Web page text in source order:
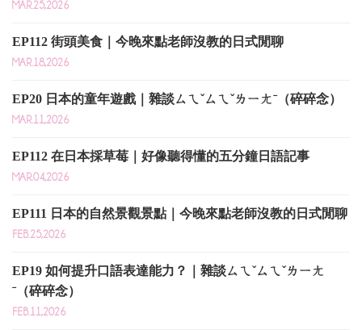
MAR.25,2026
EP112 街頭美食｜今晚來點老師沒教的日式閒聊
MAR.18,2026
EP20 日本的童年遊戲｜雜談ㄙㄟˇㄙㄟˇㄌㄧㄤˉ（碎碎念）
MAR.11,2026
EP112 在日本採草莓｜好像聽得懂的五分鐘日語記事
MAR.04,2026
EP111 日本的自然景觀景點｜今晚來點老師沒教的日式閒聊
FEB.25,2026
EP19 如何提升口語表達能力？｜雜談ㄙㄟˇㄙㄟˇㄌㄧㄤ
ˉ（碎碎念）
FEB.11,2026